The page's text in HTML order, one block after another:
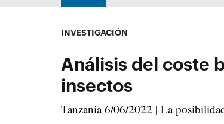
INVESTIGACIÓN
Análisis del coste
insectos
Tanzania 6/06/2022 | La